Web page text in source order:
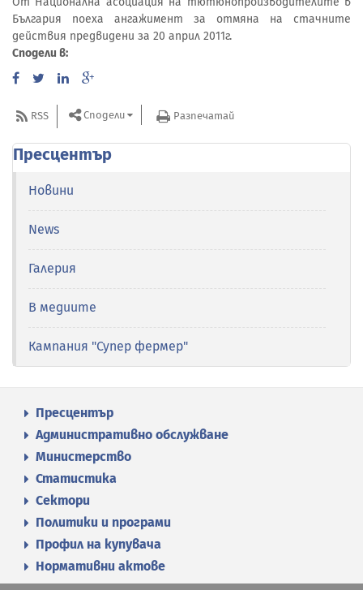
България поеха ангажимент за отмяна на стачните
действия предвидени за 20 април 2011г.
Сподели в:
RSS Сподели Разпечатай
Пресцентър
Новини
News
Галерия
В медиите
Кампания "Супер фермер"
Пресцентър
Административно обслужване
Министерство
Статистика
Сектори
Политики и програми
Профил на купувача
Нормативни актове